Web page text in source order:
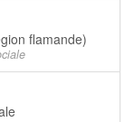
flamande)